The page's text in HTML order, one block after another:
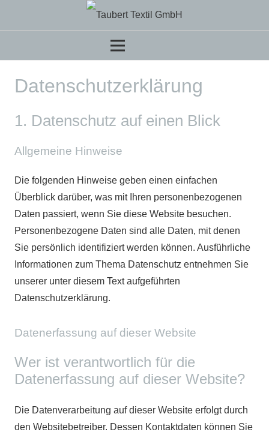
Datenschutz­erklärung
1. Datenschutz auf einen Blick
Allgemeine Hinweise
Die folgenden Hinweise geben einen einfachen
Überblick darüber, was mit Ihren personenbezogenen
Daten passiert, wenn Sie diese Website besuchen.
Personenbezogene Daten sind alle Daten, mit denen
Sie persönlich identifiziert werden können. Ausführliche
Informationen zum Thema Datenschutz entnehmen Sie
unserer unter diesem Text aufgeführten
Datenschutzerklärung.
Datenerfassung auf dieser Website
Wer ist verantwortlich für die
Datenerfassung auf dieser Website?
Die Datenverarbeitung auf dieser Website erfolgt durch
den Websitebetreiber. Dessen Kontaktdaten können Sie